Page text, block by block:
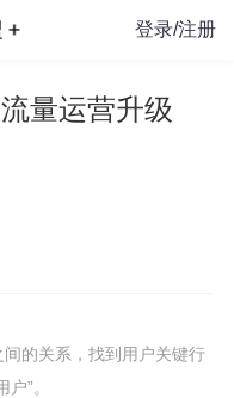
登录/注册
量运营升级
的关系，找到用户关键行
”。